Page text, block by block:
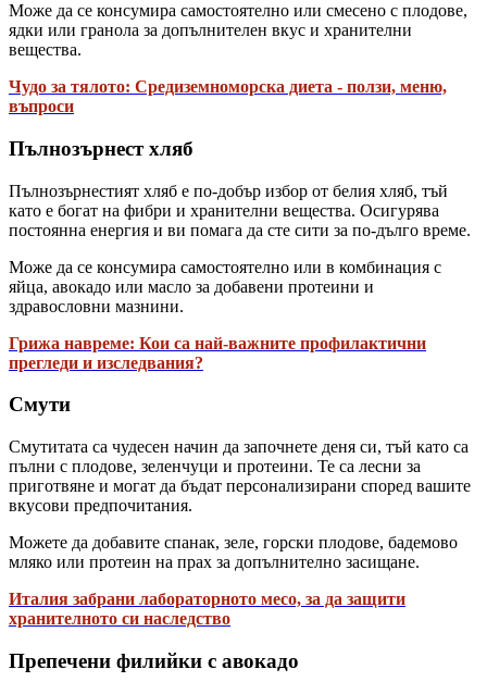
Може да се консумира самостоятелно или смесено с плодове,
ядки или гранола за допълнителен вкус и хранителни
вещества.
Чудо за тялото: Средиземноморска диета - ползи, меню,
въпроси
Пълнозърнест хляб
Пълнозърнестият хляб е по-добър избор от белия хляб, тъй
като е богат на фибри и хранителни вещества. Осигурява
постоянна енергия и ви помага да сте сити за по-дълго време.
Може да се консумира самостоятелно или в комбинация с
яйца, авокадо или масло за добавени протеини и
здравословни мазнини.
Грижа навреме: Кои са най-важните профилактични
прегледи и изследвания?
Смути
Смутитата са чудесен начин да започнете деня си, тъй като са
пълни с плодове, зеленчуци и протеини. Те са лесни за
приготвяне и могат да бъдат персонализирани според вашите
вкусови предпочитания.
Можете да добавите спанак, зеле, горски плодове, бадемово
мляко или протеин на прах за допълнително засищане.
Италия забрани лабораторното месо, за да защити
хранителното си наследство
Препечени филийки с авокадо